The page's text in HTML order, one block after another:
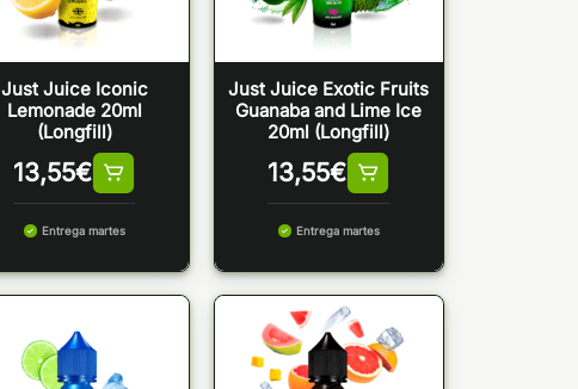
Just Juice Iconic
Lemonade 20ml
(Longfill)
13,55€
Entrega martes
Just Juice Exotic Fruits
Guanaba and Lime Ice
20ml (Longfill)
13,55€
Entrega martes